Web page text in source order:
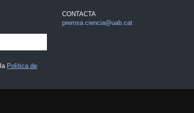
Política de
CONTACTA
premsa.ciencia@uab.cat